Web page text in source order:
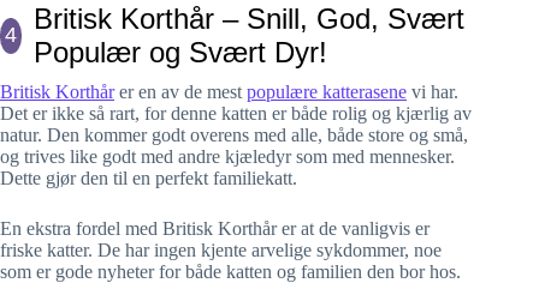
4
Britisk Korthår – Snill, God, Svært
Populær og Svært Dyr!
Britisk Korthårer en av de mest populære katterasene vi har.
Det er ikke så rart, for denne katten er både rolig og kjærlig av
natur. Den kommer godt overens med alle, både store og små,
og trives like godt med andre kjæledyr som med mennesker.
Dette gjør den til en perfekt familiekatt.
En ekstra fordel med Britisk Korthår er at de vanligvis er
friske katter. De har ingen kjente arvelige sykdommer, noe
som er gode nyheter for både katten og familien den bor hos.